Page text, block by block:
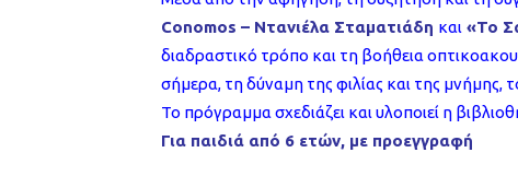
Conomos – Ντανιέλα Σταματιάδη και «Το
διαδραστικό τρόπο και τη βοήθεια
σήμερα, τη δύναμη της φιλίας και της μνήμης,
Το πρόγραμμα σχεδιάζει και υλοποιεί η
Για παιδιά από 6 ετών, με προεγγραφή